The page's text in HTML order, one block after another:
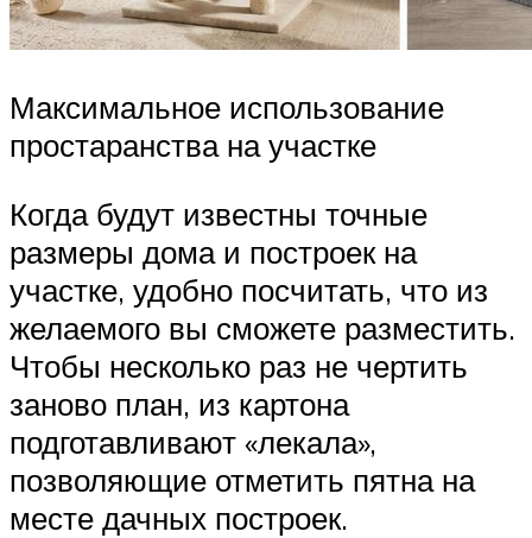
Максимальное использование
простаранства на участке
Когда будут известны точные
размеры дома и построек на
участке, удобно посчитать, что из
желаемого вы сможете разместить.
Чтобы несколько раз не чертить
заново план, из картона
подготавливают «лекала»,
позволяющие отметить пятна на
месте дачных построек.